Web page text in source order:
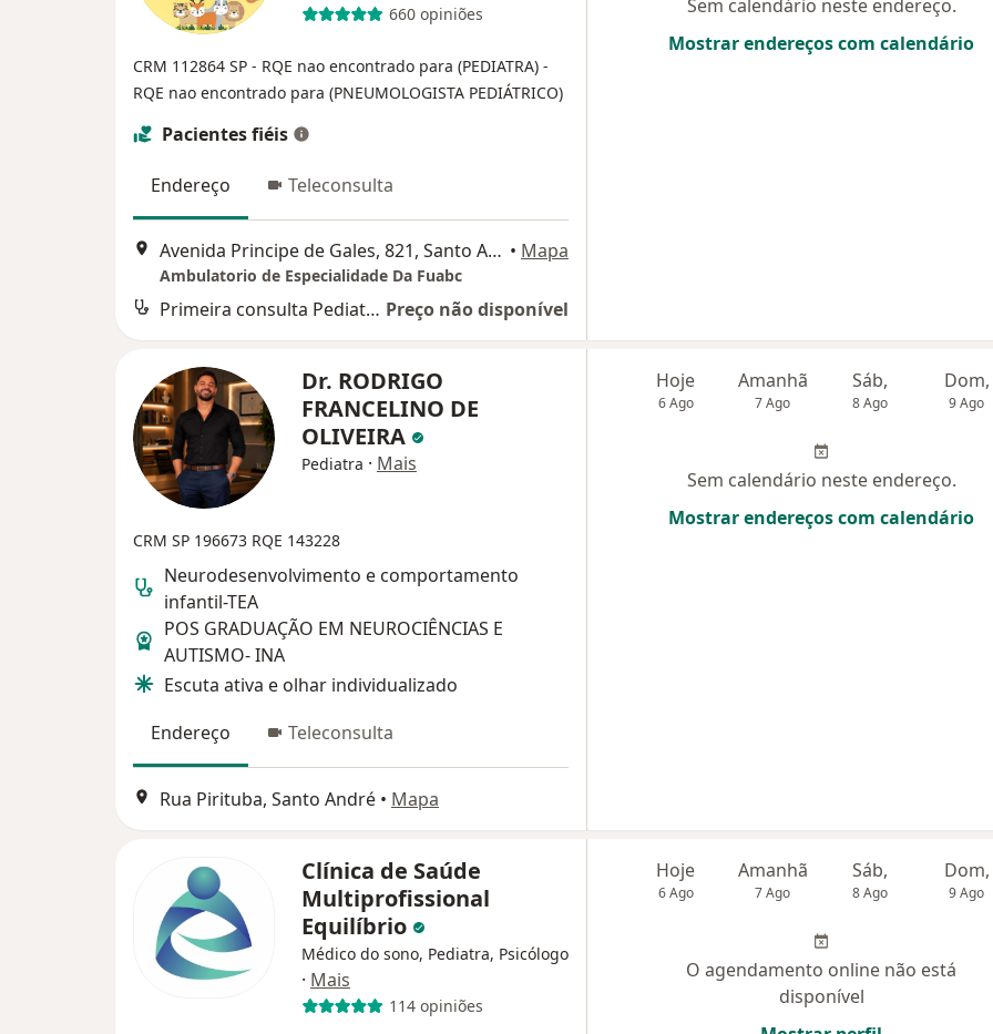
660 opiniões
CRM 112864 SP - RQE nao encontrado para (PEDIATRA) -
RQE nao encontrado para (PNEUMOLOGISTA PEDIÁTRICO)
Pacientes fiéis
Endereço Teleconsulta
Avenida Principe de Gales, 821, Santo André • Mapa
Ambulatorio de Especialidade Da Fuabc
Primeira consulta Pediatria Preço não disponível
Sem calendário neste endereço.
Mostrar endereços com calendário
Dr. RODRIGO
FRANCELINO DE
OLIVEIRA
Pediatra · Mais
CRM SP 196673 RQE 143228
Neurodesenvolvimento e comportamento
infantil-TEA
POS GRADUAÇÃO EM NEUROCIÊNCIAS E
AUTISMO- INA
Escuta ativa e olhar individualizado
Endereço
Teleconsulta
Rua Pirituba, Santo André • Mapa
Hoje
6 Ago
Amanhã
7 Ago
Sáb,
8 Ago
Dom,
9 Ago
Sem calendário neste endereço.
Mostrar endereços com calendário
Clínica de Saúde
Multiprofissional
Equilíbrio
Médico do sono, Pediatra, Psicólogo
· Mais
114 opiniões
Hoje
6 Ago
Amanhã
7 Ago
Sáb,
8 Ago
Dom,
9 Ago
O agendamento online não está
disponível